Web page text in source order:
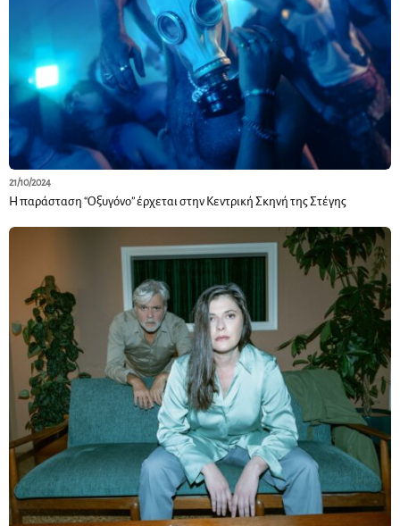
21/10/2024
Η παράσταση “Οξυγόνο” έρχεται στην Κεντρική Σκηνή της Στέγης